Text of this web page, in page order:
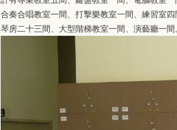
合奏合唱教室一間、打擊樂教室一間、練習室四
琴房二十三間、大型階梯教室一間、演藝廳一間